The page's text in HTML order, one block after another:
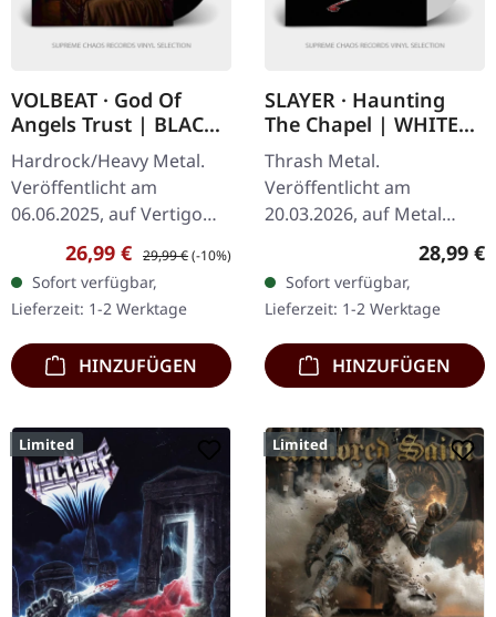
VOLBEAT · God Of
Angels Trust | BLACK
LP
Hardrock/Heavy Metal.
Veröffentlicht am
06.06.2025, auf Vertigo
Records. Schwarzes Vinyl.
Die dänischen Rock-
Giganten VOLBEAT -
Michael Poulsen…
Verkaufspreis:
26,99 € Regulärer Preis:
29,99 €(-10%)
Sofort verfügbar,
Lieferzeit: 1-2 Werktage
HINZUFÜGEN
SLAYER · Haunting
The Chapel | WHITE
LP
Thrash Metal.
Veröffentlicht am
20.03.2026, auf Metal
Blade Records. Weißes
Vinyl im Standard-Cover
mit Poster. Plastic Head
exklusives weißes Vinyl,…
28,99 €
Sofort verfügbar,
Lieferzeit: 1-2 Werktage
HINZUFÜGEN
Limited Limited